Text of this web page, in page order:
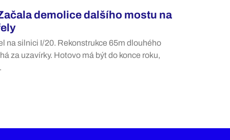
demolice dalšího mostu na
na silnici I/20. Rekonstrukce 65m dlouhého
za uzavírky. Hotovo má být do konce roku,